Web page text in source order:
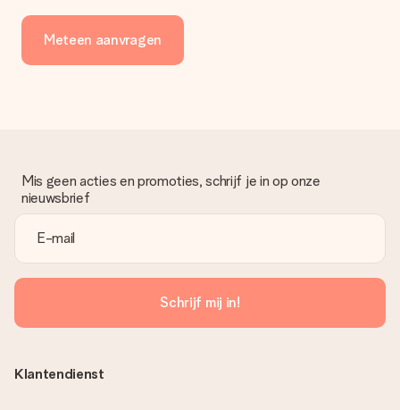
Meteen aanvragen
Mis geen acties en promoties, schrijf je in op onze
nieuwsbrief
Schrijf mij in!
Klantendienst